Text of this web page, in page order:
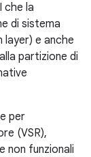
che la
di sistema
e anche
partizione di
per
(VSR),
non funzionali